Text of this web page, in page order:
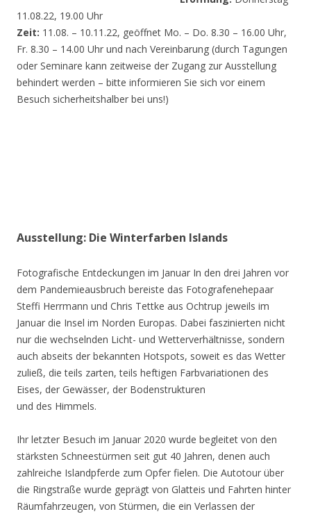
11.08.22, 19.00 Uhr
Zeit: 11.08. – 10.11.22, geöffnet Mo. – Do. 8.30 – 16.00 Uhr,
Fr. 8.30 – 14.00 Uhr und nach Vereinbarung (durch Tagungen
oder Seminare kann zeitweise der Zugang zur Ausstellung
behindert werden – bitte informieren Sie sich vor einem
Besuch sicherheitshalber bei uns!)
Ausstellung: Die Winterfarben Islands
Fotografische Entdeckungen im Januar In den drei Jahren vor
dem Pandemieausbruch bereiste das Fotografenehepaar
Steffi Herrmann und Chris Tettke aus Ochtrup jeweils im
Januar die Insel im Norden Europas. Dabei faszinierten nicht
nur die wechselnden Licht- und Wetterverhältnisse, sondern
auch abseits der bekannten Hotspots, soweit es das Wetter
zuließ, die teils zarten, teils heftigen Farbvariationen des
Eises, der Gewässer, der Bodenstrukturen
und des Himmels.
Ihr letzter Besuch im Januar 2020 wurde begleitet von den
stärksten Schneestürmen seit gut 40 Jahren, denen auch
zahlreiche Islandpferde zum Opfer fielen. Die Autotour über
die Ringstraße wurde geprägt von Glatteis und Fahrten hinter
Räumfahrzeugen, von Stürmen, die ein Verlassen der